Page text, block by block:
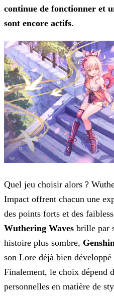
continue de fonctionner et
sont encore actifs.
Quel jeu choisir alors ?
Impact offrent chacun une
des points forts et des
Wuthering Waves brille par
histoire plus sombre,
son Lore déjà bien
Finalement, le choix dépend
personnelles en matière de